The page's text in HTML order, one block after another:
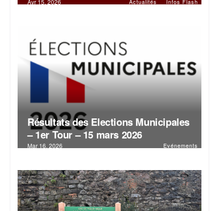
Evénements
Résultats des Elections Municipales
– 1er Tour – 15 mars 2026
Mar 16, 2026